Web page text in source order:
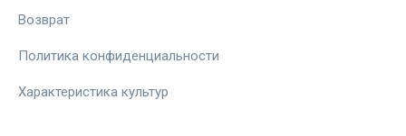
Возврат
Политика конфиденциальности
Характеристика культур